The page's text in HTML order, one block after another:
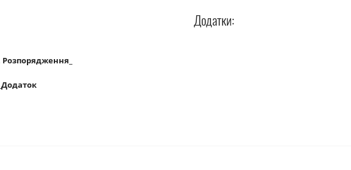
Додатки:
Розпорядження_